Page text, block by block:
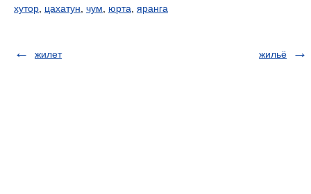
хутор, цахатун, чум, юрта, яранга
жилет жильё